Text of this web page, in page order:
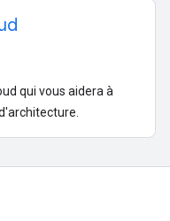
qui vous aidera à